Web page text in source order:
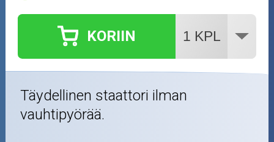
Outlet-tuotteetKORIIN
Täydellinen staattori ilman
vauhtipyörää.